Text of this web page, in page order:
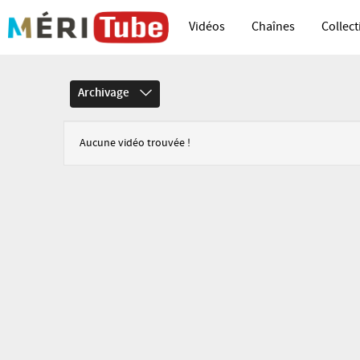
Vidéos Chaînes
Archivage
Aucune vidéo trouvée !